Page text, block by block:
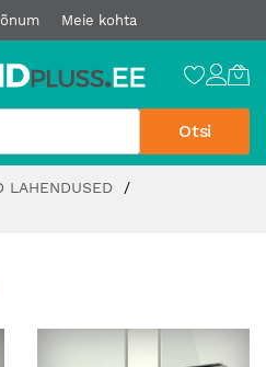
Meie kohta
Otsi
LAHENDUSED